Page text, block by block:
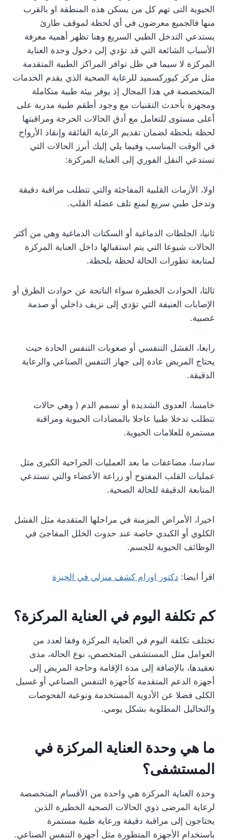
الحيوية التى تهم كل من يسكن هذه المنطقة او بالقرب
منها فالجميع معرضون في أي لحظة لموقف طارئ
يستدعي التدخل الطبي السريع وهنا تظهر أهمية معرفة
الأسباب الشائعة التي قد تؤدي إلى دخول وحدة العناية
المركزة لا سيما في ظل توافر المراكز الطبية المتقدمة
مثل مركز كيوركسميد للرعاية الصحية الذي يقدم الخدمات
المتخصصة في هذا المجال إذ يوفر بيئة طبية متكاملة
ومجهزة بأحدث التقنيات مع وجود أطقم طبية مدربة على
أعلى مستوى للتعامل مع أدق الحالات الحرجة ومراقبتها
لحظة بلحظة لضمان تقديم الرعاية الفائقة وإنقاذ الأرواح
في الوقت المناسب وفيما يلي إليك أبرز الحالات التي
تستدعي النقل الفوري إلى العناية المركزة:
اولا، الأزمات القلبية المفاجئة والتي تتطلب مراقبة دقيقة
وتدخل طبي سريع لمنع تلف عضلة القلب.
ثانيا، الجلطات الدماغية أو السكتات الدماغية وهي من أكثر
الحالات شيوعا التي يتم استقبالها داخل العناية المركزة
لمتابعة تطورات الحالة لحظة بلحظة.
ثالثا، الحوادث الخطيرة سواء الناتجة عن حوادث الطرق أو
الإصابات العنيفة التي تؤدي إلى نزيف داخلي أو صدمة
عصبية.
رابعا، الفشل التنفسي أو صعوبات التنفس الحادة حيث
يحتاج المريض عادة إلى جهاز التنفس الصناعي والرعاية
الدقيقة.
خامسا، العدوى الشديدة أو تسمم الدم ( وهي حالات
تتطلب تدخلا طبيا عاجلا بالمضادات الحيوية ومراقبة
مستمرة للعلامات الحيوية.
سادسا، مضاعفات ما بعد العمليات الجراحية الكبرى مثل
عمليات القلب المفتوح أو زراعة الأعضاء والتي تستدعي
المتابعة الدقيقة للحالة الصحية.
اخيرا، الأمراض المزمنة في مراحلها المتقدمة مثل الفشل
الكلوي أو الكبدي خاصة عند حدوث الخلل المفاجئ في
الوظائف الحيوية للجسم.
اقرأ ايضا: دكتور اورام كشف منزلي في الجيزة
كم تكلفة اليوم في العناية المركزة؟
تختلف تكلفة اليوم في العناية المركزة وفقا لعدد من
العوامل مثل المستشفى المتخصص، نوع الحالة، مدى
تعقيدها، بالإضافة إلى مدة الإقامة وحاجة المريض إلى
أجهزة الدعم المتقدمة كأجهزة التنفس الصناعي أو غسيل
الكلى فضلا عن الأدوية المستخدمة ونوعية الفحوصات
والتحاليل المطلوبة بشكل يومي.
ما هي وحدة العناية المركزة في
المستشفى؟
وحدة العناية المركزة هي واحدة من الأقسام المتخصصة
لرعاية المرضى ذوي الحالات الصحية الخطيرة الذين
يحتاجون إلى مراقبة دقيقة ورعاية طبية مستمرة
باستخدام الأجهزة المتطورة مثل أجهزة التنفس الصناعي.